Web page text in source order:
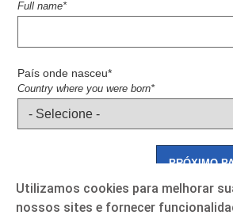
Full name*
País onde nasceu*
Country where you were born*
PRÓXIMO
Utilizamos cookies para melhorar
nossos sites e fornecer